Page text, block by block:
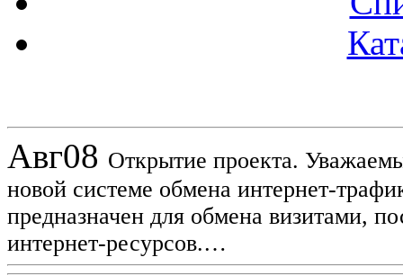
Авг08 Открытие проекта.
новой системе обмена интернет-
предназначен для обмена визитами,
интернет-ресурсов.…